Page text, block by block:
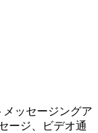
ッセージングア
ージ、ビデオ通